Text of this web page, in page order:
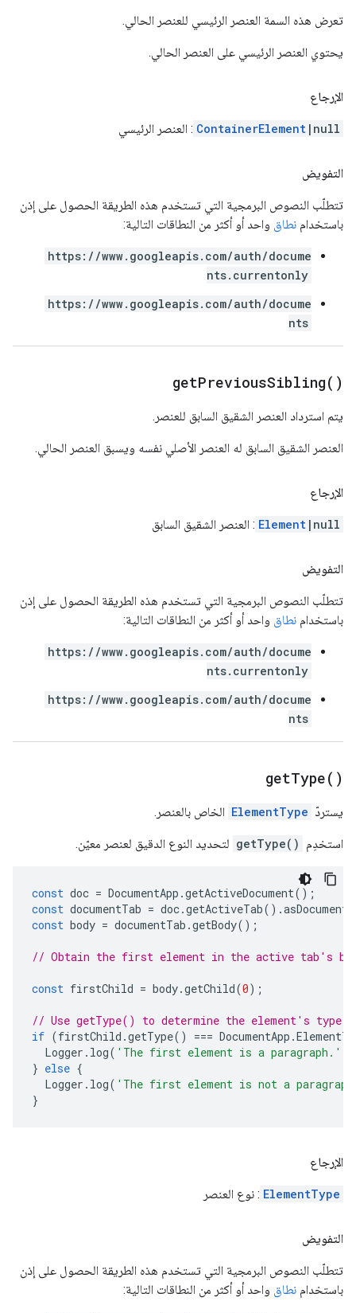
تعرض هذه السمة العنصر الرئيسي للعنصر الحالي.
يحتوي العنصر الرئيسي على العنصر الحالي.
الإرجاع
ContainerElement |null : العنصر الرئيسي
التفويض
تتطلّب النصوص البرمجية التي تستخدم هذه الطريقة الحصول على إذن
باستخدام نطاق واحد أو أكثر من النطاقات التالية:
https://www.googleapis.com/auth/docume
nts.currentonly
https://www.googleapis.com/auth/docume
nts
getPreviousSibling( )
يتم استرداد العنصر الشقيق السابق للعنصر.
العنصر الشقيق السابق له العنصر الأصلي نفسه ويسبق العنصر الحالي.
الإرجاع
Element |null : العنصر الشقيق السابق
التفويض
تتطلّب النصوص البرمجية التي تستخدم هذه الطريقة الحصول على إذن
باستخدام نطاق واحد أو أكثر من النطاقات التالية:
https://www.googleapis.com/auth/docume
nts.currentonly
https://www.googleapis.com/auth/docume
nts
getType( )
يستردّ ElementType الخاص بالعنصر.
استخدِم getType() لتحديد النوع الدقيق لعنصر معيّن.
const doc = DocumentApp .getActiveDocument();
const documentTab = doc.getActiveTab().
const body = documentTab .getBody();
// Obtain the first element in the active tab's
const firstChild = body.getChild(0);
// Use getType() to determine the element's type.
if (firstChild .getType() === DocumentApp .
Logger . log( 'The first element is a paragraph.'
} else {
Logger . log( 'The first element is not a
}
الإرجاع
ElementType : نوع العنصر
التفويض
تتطلّب النصوص البرمجية التي تستخدم هذه الطريقة الحصول على إذن
باستخدام نطاق واحد أو أكثر من النطاقات التالية: